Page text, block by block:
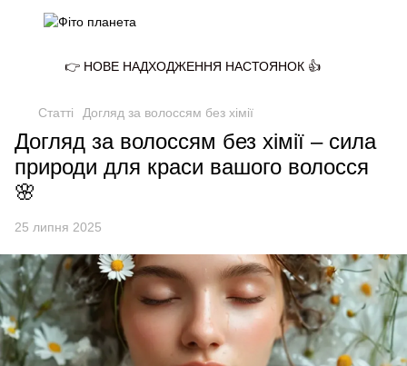
👉 НОВЕ НАДХОДЖЕННЯ НАСТОЯНОК 👍
Статті Догляд за волоссям без хімії
Догляд за волоссям без хімії – сила
природи для краси вашого волосся
🌸
25 липня 2025